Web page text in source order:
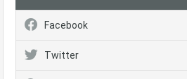
Facebook
Twitter